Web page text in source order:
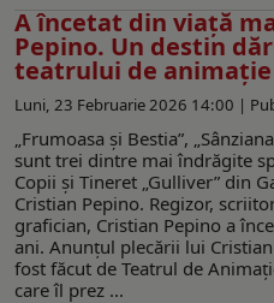
A încetat din viață
Pepino. Un destin
teatrului de animație
Luni, 23 Februarie 2026 14:00 |
„Frumoasa și Bestia”,
sunt trei dintre mai îndrăgite
Copii și Tineret „Gulliver” din
Cristian Pepino. Regizor,
grafician, Cristian Pepino a
ani. Anunțul plecării lui
fost făcut de Teatrul de
care îl prez ...